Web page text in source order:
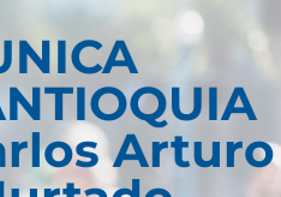
Arturo